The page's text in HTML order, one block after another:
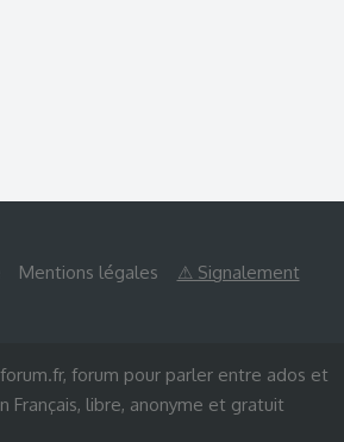
Mentions légales ⚠ Signalement
forum pour parler entre ados et
Français, libre, anonyme et gratuit